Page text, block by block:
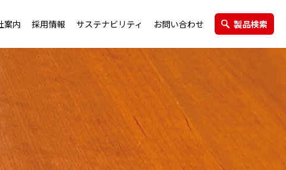
エクステリア製品
案内
グループ会社
採用情報 サステナビリティ お問い合わせ 製品検索